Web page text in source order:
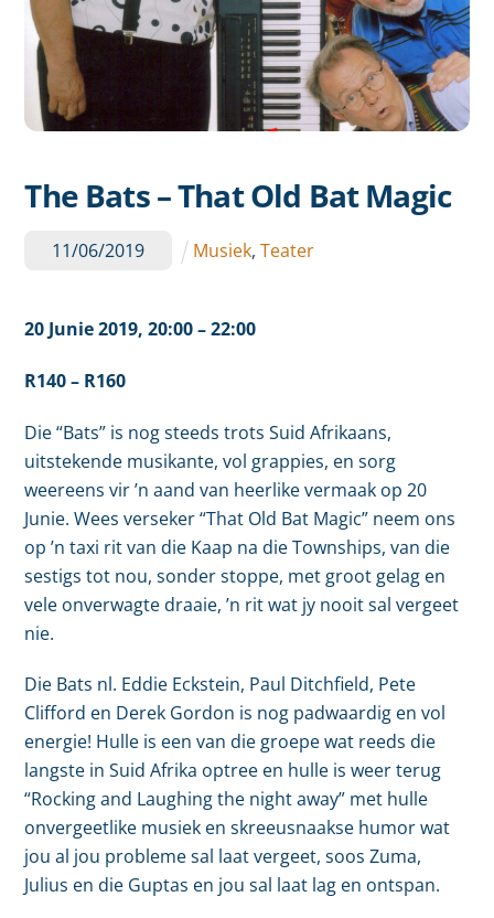
The Bats – That Old Bat Magic
11/06/2019 Musiek,Teater
20 Junie 2019, 20:00– 22:00
R140 – R160
Die “Bats” is nog steeds trots Suid Afrikaans,
uitstekende musikante, vol grappies, en sorg
weereens vir ’n aand van heerlike vermaak op 20
Junie. Wees verseker “That Old Bat Magic” neem ons
op ’n taxi rit van die Kaap na die Townships, van die
sestigs tot nou, sonder stoppe, met groot gelag en
vele onverwagte draaie, ’n rit wat jy nooit sal vergeet
nie.
Die Bats nl. Eddie Eckstein, Paul Ditchfield, Pete
Clifford en Derek Gordon is nog padwaardig en vol
energie! Hulle is een van die groepe wat reeds die
langste in Suid Afrika optree en hulle is weer terug
“Rocking and Laughing the night away” met hulle
onvergeetlike musiek en skreeusnaakse humor wat
jou al jou probleme sal laat vergeet, soos Zuma,
Julius en die Guptas en jou sal laat lag en ontspan.